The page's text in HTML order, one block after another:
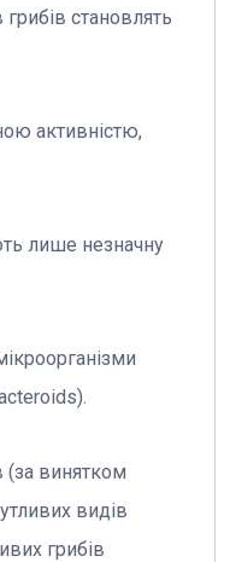
становлять
активністю,
лише незначну
(за винятком
видів
грибів